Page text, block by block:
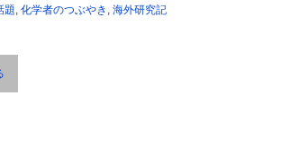
題, 化学者のつぶやき , 海外研究記